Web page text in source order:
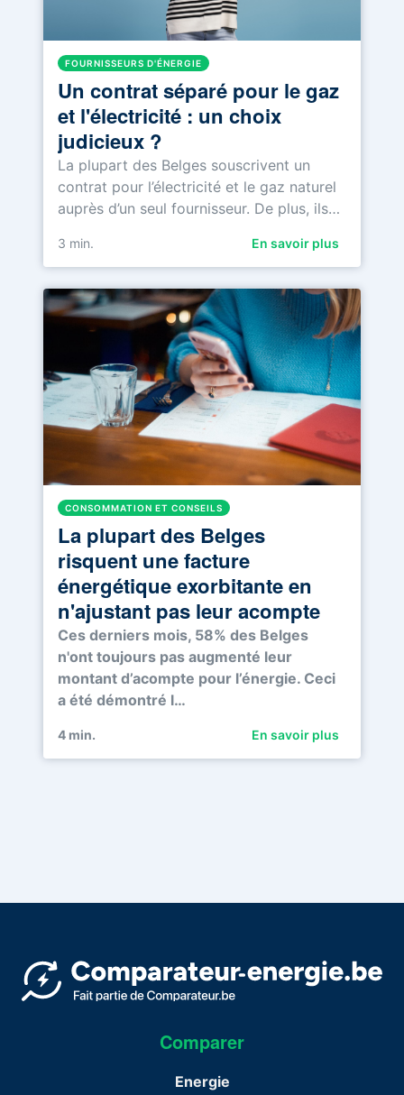
FOURNISSEURS D'ÉNERGIE
Un contrat séparé pour le gaz
et l'électricité : un choix
judicieux ?
La plupart des Belges souscrivent un
contrat pour l’électricité et le gaz naturel
auprès d’un seul fournisseur. De plus, ils…
3 min. En savoir plus
CONSOMMATION ET CONSEILS
La plupart des Belges
risquent une facture
énergétique exorbitante en
n'ajustant pas leur acompte
Ces derniers mois, 58% des Belges
n'ont toujours pas augmenté leur
montant d’acompte pour l’énergie. Ceci
a été démontré l…
4 min. En savoir plus
Comparer
Energie